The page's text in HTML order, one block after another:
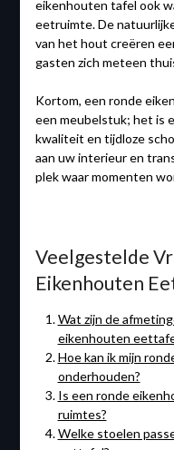
eikenhouten tafel ook
eetruimte. De
van het hout creëren
gasten zich meteen
Kortom, een ronde
een meubelstuk; het is
kwaliteit en tijdloze
aan uw interieur en
plek waar momenten
Veelgestelde
Eikenhouten
Wat zijn de
eikenhouten
Hoe kan ik mijn
onderhouden?
Is een ronde
ruimtes?
Welke stoelen